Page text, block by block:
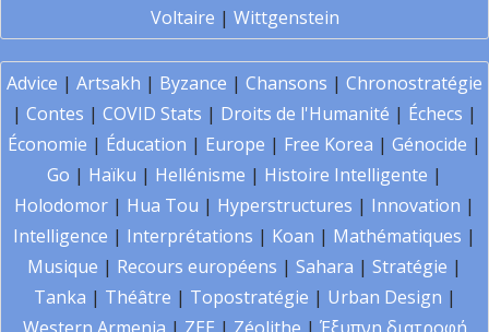
Voltaire | Wittgenstein
Advice | Artsakh | Byzance | Chansons | Chronostratégie
| Contes | COVID Stats | Droits de l'Humanité | Échecs |
Économie | Éducation | Europe | Free Korea | Génocide |
Go | Haïku | Hellénisme | Histoire Intelligente |
Holodomor | Hua Tou | Hyperstructures | Innovation |
Intelligence | Interprétations | Koan | Mathématiques |
Musique | Recours européens | Sahara | Stratégie |
Tanka | Théâtre | Topostratégie | Urban Design |